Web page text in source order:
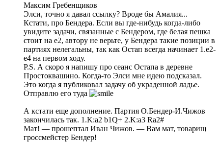
Максим Гребенщиков
Элси, точно я давал ссылку? Вроде бы Амалия...
Кстати, про Бендера. Если вы где-нибудь когда-либо
увидите задачи, связанные с Бендером, где белая пешка
стоит на е2, автору не верьте, у Бендера такие позиции в
партиях нелегальны, так как Остап всегда начинает 1.е2-
е4 на первом ходу.
P.S. А скоро я напишу про сеанс Остапа в деревне
Простоквашино. Когда-то Элси мне идею подсказал.
Это когда я публиковал задачу об украденной ладье.
Отправлю его туда
А кстати еще дополнение. Партия О.Бендер-И.Чижов
закончилась так. 1.K:a2 b1Q+ 2.K:a3 Ra2#
Мат! — прошептал Иван Чижов. — Вам мат, товарищ
гроссмейстер Бендер!